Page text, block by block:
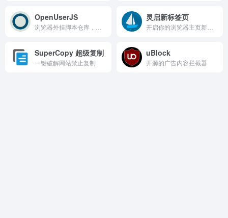
OpenUserJS 灵启新标签页
SuperCopy 超级复制
一键破解网站禁止复制
uBlock
开源的广告内容拦截器